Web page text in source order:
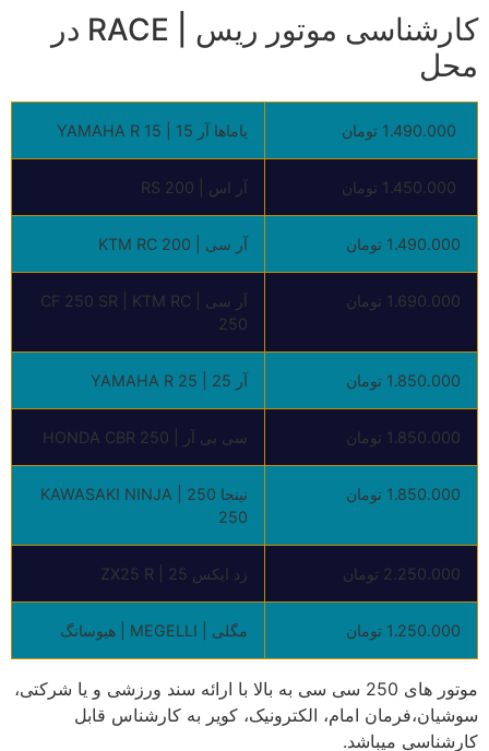
کارشناسی موتور ریس | RACE در
محل
یاماها آر 15 | YAMAHA R 15
آر اس | RS 200
1.490.000 تومان آر سی | KTM RC 200
1.690.000 تومان
آر سی | CF 250 SR | KTM RC
250
1.850.000 تومان آر 25 | YAMAHA R 25
1.850.000 تومان سی بی آر | HONDA CBR 250
1.850.000 تومان
نینجا 250 | KAWASAKI NINJA
250
2.250.000 تومان زد ایکس 25 | ZX25 R
1.250.000 تومان مگلی | MEGELLI | هیوسانگ
موتور های 250 سی سی به بالا با ارائه سند ورزشی و یا شرکتی،
سوشیان،فرمان امام، الکترونیک، کویر به کارشناس قابل
کارشناسی میباشد.